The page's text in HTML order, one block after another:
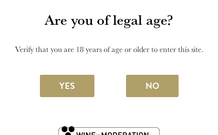
VISIT OUR WINERY
Are you of legal age?
Verify that you are 18 years of age or older to enter this site.
YES NO